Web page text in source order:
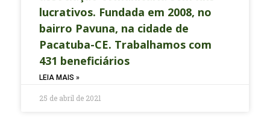
lucrativos. Fundada em 2008, no
bairro Pavuna, na cidade de
Pacatuba-CE. Trabalhamos com
431 beneficiários
LEIA MAIS »
25 de abril de 2021